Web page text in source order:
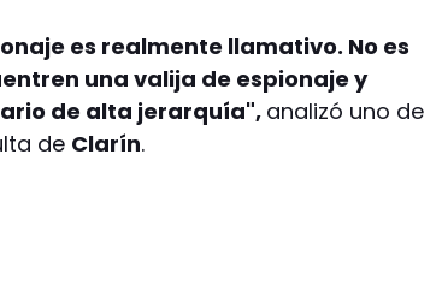
es realmente llamativo. No es
una valija de espionaje y
de alta jerarquía", analizó uno de
de Clarín.